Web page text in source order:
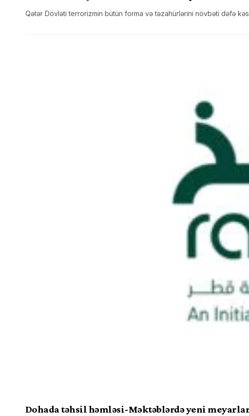
Qətər Dövləti terrorizmin bütün forma və təzahürlərini növbəti dəfə
Dohada təhsil həmləsi-Məktəblərdə yeni